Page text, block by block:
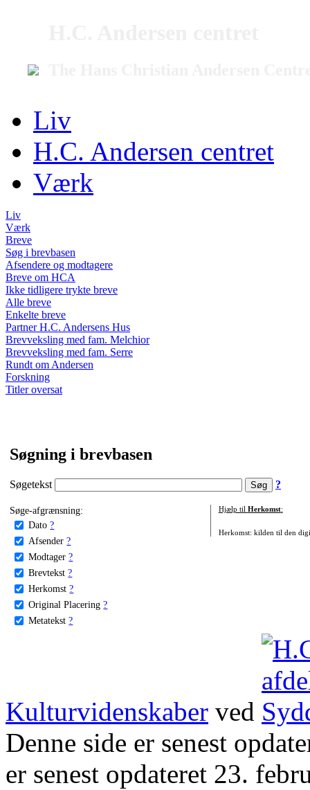
Liv
H.C. Andersen centret
Værk
Liv
Værk
Breve
Søg i brevbasen
Afsendere og modtagere
Breve om HCA
Ikke tidligere trykte breve
Alle breve
Enkelte breve
Partner H.C. Andersens Hus
Brevveksling med fam. Melchior
Brevveksling med fam. Serre
Rundt om Andersen
Forskning
Titler oversat
Søgning i brevbasen
Søgetekst ?
Søge-afgrænsning:
Dato ?
Afsender ?
Modtager ?
Brevtekst ?
Herkomst ?
Original Placering ?
Metatekst ?
Hjælp til Herkomst:
Herkomst: kilden til den
Kulturvidenskaber ved
Denne side er senest
er senest opdateret 23.